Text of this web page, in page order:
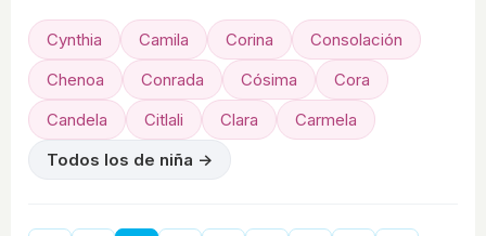
Cynthia Camila Corina
Consolación
Chenoa
Conrada Cósima
Cora
Candela
Citlali Clara
Carmela
Todos los de niña →